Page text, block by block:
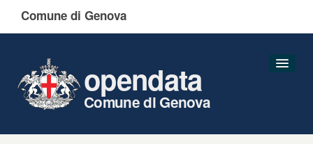
Comune di Genova
opendata
Comune di Genova